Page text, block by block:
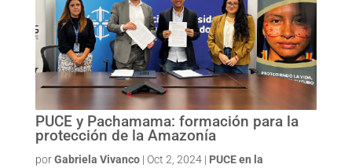
PUCE y Pachamama: formación para la
protección de la Amazonía
porGabriela Vivanco| Oct 2, 2024| PUCE en la